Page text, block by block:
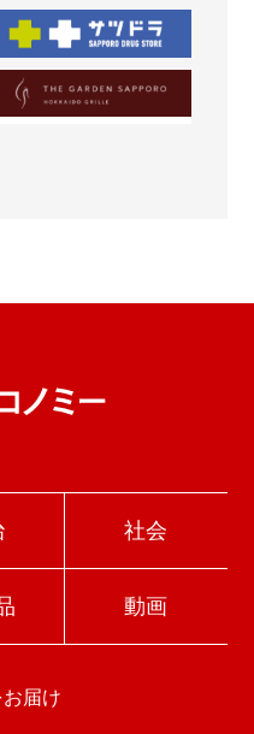
社会
動画
届け